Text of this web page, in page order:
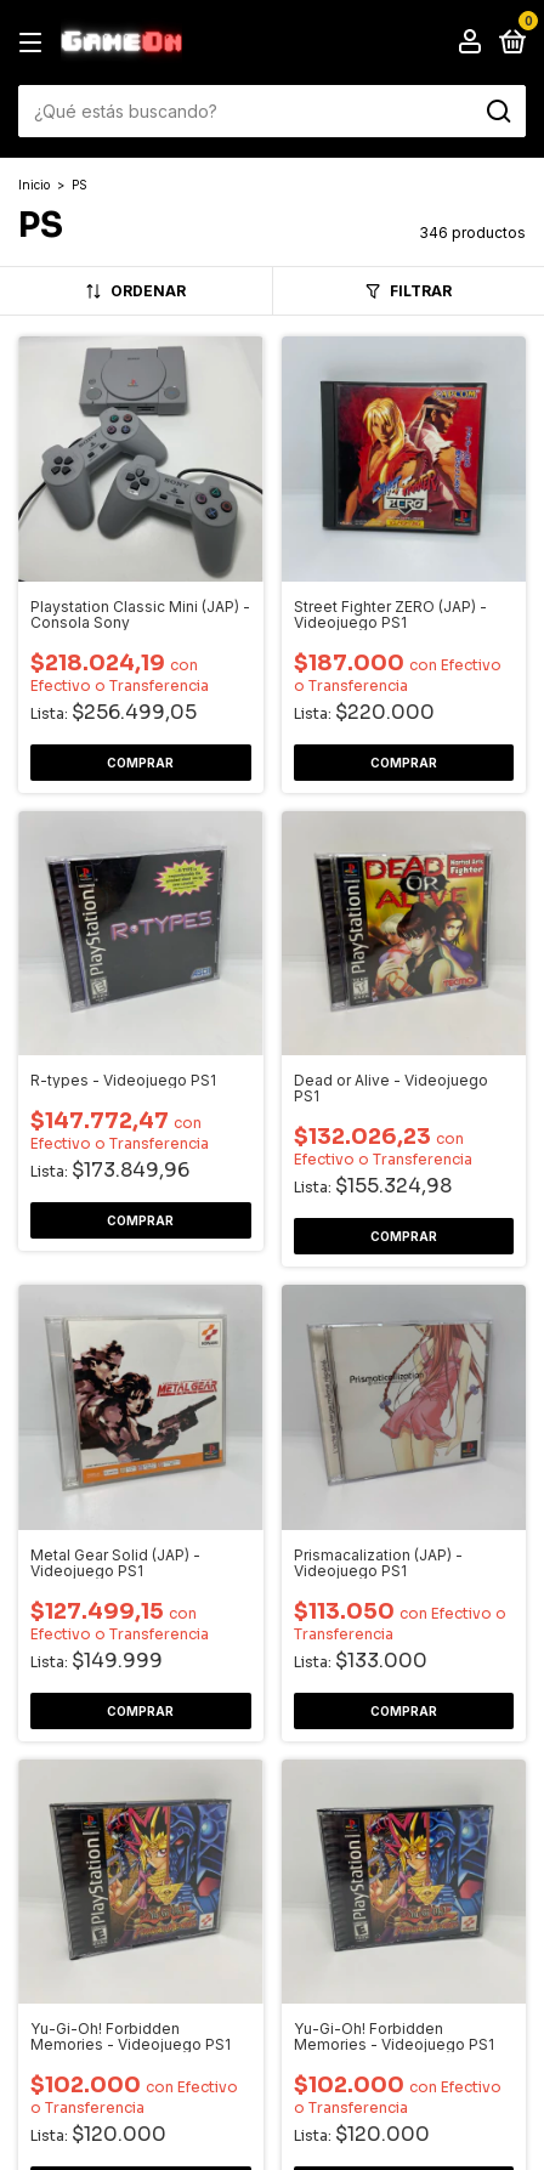
0
Inicio > PS
PS 346 productos
ORDENAR FILTRAR
Playstation Classic Mini (JAP) -
Consola Sony
$218.024,19 con
Efectivo o Transferencia
Lista: $256.499,05
Street Fighter ZERO (JAP) -
Videojuego PS1
$187.000 con Efectivo
o Transferencia
Lista: $220.000
R-types - Videojuego PS1
$147.772,47 con
Efectivo o Transferencia
Lista: $173.849,96
Dead or Alive - Videojuego
PS1
$132.026,23 con
Efectivo o Transferencia
Lista: $155.324,98
Metal Gear Solid (JAP) -
Videojuego PS1
$127.499,15 con
Efectivo o Transferencia
Lista: $149.999
Prismacalization (JAP) -
Videojuego PS1
$113.050 con Efectivo o
Transferencia
Lista: $133.000
Yu-Gi-Oh! Forbidden
Memories - Videojuego PS1
$102.000 con Efectivo
o Transferencia
Lista: $120.000
Yu-Gi-Oh! Forbidden
Memories - Videojuego PS1
$102.000 con Efectivo
o Transferencia
Lista: $120.000